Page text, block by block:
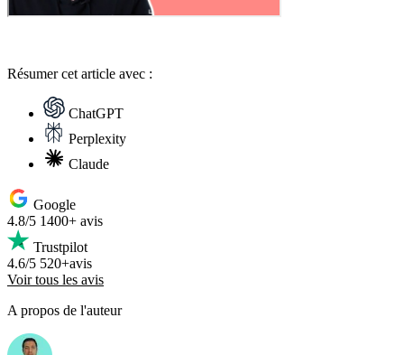
Résumercet article avec :
ChatGPT
Perplexity
Claude
Google
4.8/5 1400+ avis
Trustpilot
4.6/5 520+avis
Voir tous les avis
A propos de l'auteur